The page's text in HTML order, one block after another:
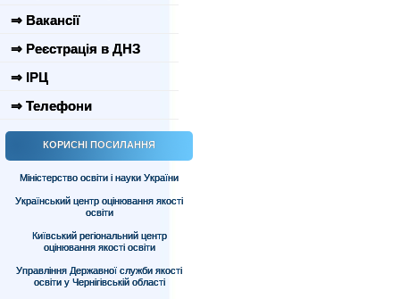
⇒ Вакансії
⇒ Реєстрація в ДНЗ
⇒ ІРЦ
⇒ Телефони
КОРИСНІ ПОСИЛАННЯ
Міністерство освіти і науки України
Український центр оцінювання якості
освіти
Київський регіональний центр
оцінювання якості освіти
Управління Державної служби якості
освіти у Чернігівській області